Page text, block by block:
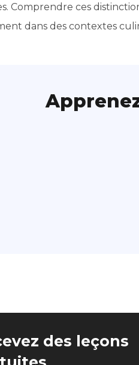
Comprendre ces
dans des contextes
des leçons